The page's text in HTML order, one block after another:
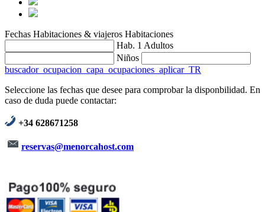
Fechas Habitaciones & viajeros Habitaciones
Hab. 1 Adultos
Niños
buscador_ocupacion_capa_ocupaciones_aplicar_TR
Seleccione las fechas que desee para comprobar la disponbilidad. En
caso de duda puede contactar:
+34 628671258
reservas@menorcahost.com